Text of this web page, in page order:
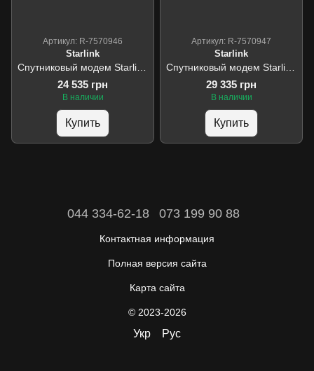
Артикул: R-7570946
Starlink
24 535 грн
В наличии
Купить
Артикул: R-7570947
Starlink
29 335 грн
В наличии
Купить
044 334-62-18 073 199 90 88
Контактная информация
Полная версия сайта
Карта сайта
© 2023-2026
Укр Рус